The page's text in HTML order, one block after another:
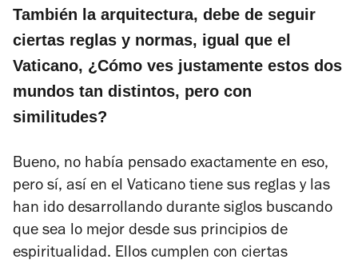
También la arquitectura, debe de seguir
ciertas reglas y normas, igual que el
Vaticano, ¿Cómo ves justamente estos dos
mundos tan distintos, pero con
similitudes?
Bueno, no había pensado exactamente en eso,
pero sí, así en el Vaticano tiene sus reglas y las
han ido desarrollando durante siglos buscando
que sea lo mejor desde sus principios de
espiritualidad. Ellos cumplen con ciertas